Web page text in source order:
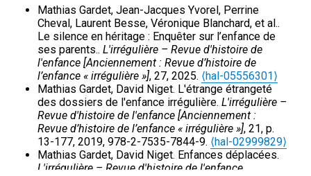
l'enfance [Anciennement : Revue d’histoire de
l’enfance « irrégulière »] , 2007, 9, pp.9-21.⟨hal-
01924907⟩
David Niget. Histoire d’une croisade civique: la
mise en place de la “Cour des jeunes délinquants”
de Montréal (1890-1920).L'irrégulière – Revue
d'histoire de l'enfance [Anciennement : Revue
d’histoire de l’enfance « irrégulière »], 2003, 5,
pp.133-170.⟨hal-01924894⟩
Mathias Gardet, Jean-Jacques Yvorel, Perrine
Cheval, Laurent Besse, Véronique Blanchard, et al..
Le silence en héritage : Enquêter sur l’enfance de
ses parents..L'irrégulière – Revue d'histoire de
l'enfance [Anciennement : Revue d’histoire de
l’enfance « irrégulière »], 27, 2025. ⟨hal-05556301⟩
Mathias Gardet, David Niget. L'étrange étrangeté
des dossiers de l'enfance irrégulière.L'irrégulière –
Revue d'histoire de l'enfance [Anciennement :
Revue d’histoire de l’enfance « irrégulière »], 21, p.
13-177, 2019, 978-2-7535-7844-9. ⟨hal-02999829⟩
Mathias Gardet, David Niget. Enfances déplacées.
L'irrégulière – Revue d'histoire de l'enfance